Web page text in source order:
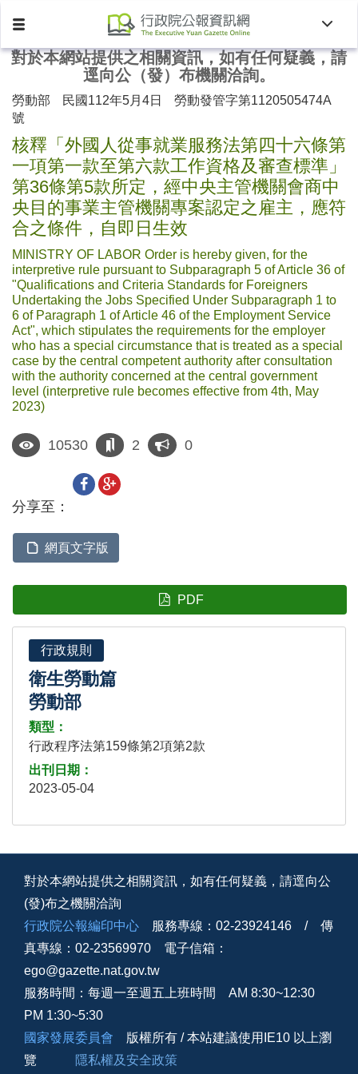
Toggle
Toggle
對於本網站提供之相關資訊，如有任何疑義，請
逕向公（發）布機關洽詢。
勞動部 民國112年5月4日
勞動發管字第1120505474A
號
核釋「外國人從事就業服務法第四十六條第
一項第一款至第六款工作資格及審查標準」
第36條第5款所定，經中央主管機關會商中
央目的事業主管機關專案認定之雇主，應符
合之條件，自即日生效
MINISTRY OF LABOR Order is hereby given, for the
interpretive rule pursuant to Subparagraph 5 of Article 36 of
"Qualifications and Criteria Standards for Foreigners
Undertaking the Jobs Specified Under Subparagraph 1 to
6 of Paragraph 1 of Article 46 of the Employment Service
Act", which stipulates the requirements for the employer
who has a special circumstance that is treated as a special
case by the central competent authority after consultation
with the authority concerned at the central government
level (interpretive rule becomes effective from 4th, May
2023)
10530 2 0
分享至：
網頁文字版
PDF
行政規則
衛生勞動篇
勞動部
類型：
行政程序法第159條第2項第2款
出刊日期：
2023-05-04
對於本網站提供之相關資訊，如有任何疑義，請逕向公
(發)布之機關洽詢
行政院公報編印中心 服務專線：02-23924146 / 傳
真專線：02-23569970 電子信箱：
ego@gazette.nat.gov.tw
服務時間：每週一至週五上班時間 AM 8:30~12:30
PM 1:30~5:30
國家發展委員會 版權所有 / 本站建議使用IE10 以上瀏
覽
隱私權及安全政策